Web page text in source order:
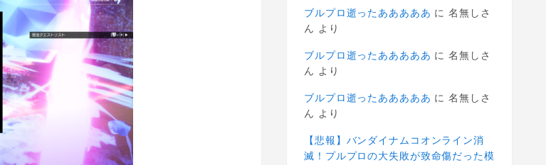
ブルプロ逝ったあああああ に名無しさ
ん より
ブルプロ逝ったあああああ に名無しさ
ん より
ブルプロ逝ったあああああ に名無しさ
ん より
【悲報】バンダイナムコオンライン消
滅！プルプロの大失敗が致命傷だった模